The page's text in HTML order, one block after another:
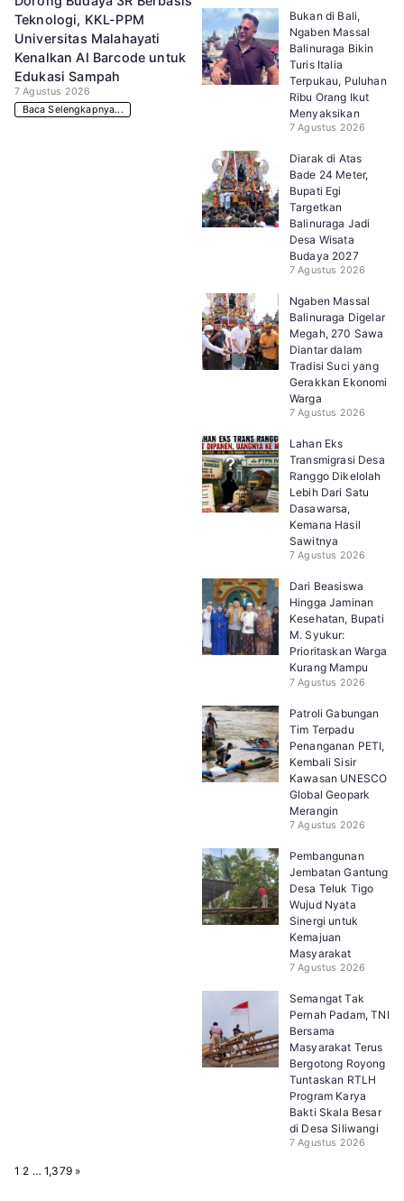
Teknologi, KKL-PPM
Universitas Malahayati
Kenalkan AI Barcode untuk
Edukasi Sampah
7 Agustus 2026
Baca Selengkapnya...
Bukan di Bali,
Ngaben Massal
Balinuraga Bikin
Turis Italia
Terpukau, Puluhan
Ribu Orang Ikut
Menyaksikan
7 Agustus 2026
Diarak di Atas
Bade 24 Meter,
Bupati Egi
Targetkan
Balinuraga Jadi
Desa Wisata
Budaya 2027
7 Agustus 2026
Ngaben Massal
Balinuraga Digelar
Megah, 270 Sawa
Diantar dalam
Tradisi Suci yang
Gerakkan Ekonomi
Warga
7 Agustus 2026
Lahan Eks
Transmigrasi Desa
Ranggo Dikelolah
Lebih Dari Satu
Dasawarsa,
Kemana Hasil
Sawitnya
7 Agustus 2026
Dari Beasiswa
Hingga Jaminan
Kesehatan, Bupati
M. Syukur:
Prioritaskan Warga
Kurang Mampu
7 Agustus 2026
Patroli Gabungan
Tim Terpadu
Penanganan PETI,
Kembali Sisir
Kawasan UNESCO
Global Geopark
Merangin
7 Agustus 2026
Pembangunan
Jembatan Gantung
Desa Teluk Tigo
Wujud Nyata
Sinergi untuk
Kemajuan
Masyarakat
7 Agustus 2026
Semangat Tak
Pernah Padam, TNI
Bersama
Masyarakat Terus
Bergotong Royong
Tuntaskan RTLH
Program Karya
Bakti Skala Besar
di Desa Siliwangi
7 Agustus 2026
P1 2 … 1,379 N
»